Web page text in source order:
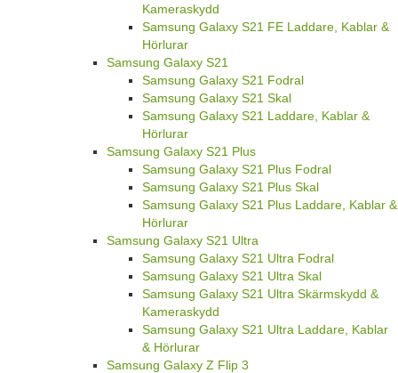
Kameraskydd
Samsung Galaxy S21 FE Laddare, Kablar &
Hörlurar
Samsung Galaxy S21
Samsung Galaxy S21 Fodral
Samsung Galaxy S21 Skal
Samsung Galaxy S21 Laddare, Kablar &
Hörlurar
Samsung Galaxy S21 Plus
Samsung Galaxy S21 Plus Fodral
Samsung Galaxy S21 Plus Skal
Samsung Galaxy S21 Plus Laddare, Kablar &
Hörlurar
Samsung Galaxy S21 Ultra
Samsung Galaxy S21 Ultra Fodral
Samsung Galaxy S21 Ultra Skal
Samsung Galaxy S21 Ultra Skärmskydd &
Kameraskydd
Samsung Galaxy S21 Ultra Laddare, Kablar
& Hörlurar
Samsung Galaxy Z Flip 3